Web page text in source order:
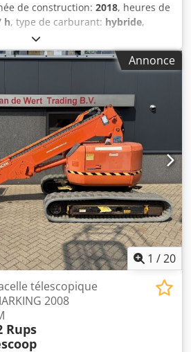
de construction: 2018, heures de
h, type de carburant: hybride,
Poids à vide: 4.365 kg Csdpfx Acowgc
bras coudé Capacité de levage: 230
cm Dimensions espace de
200 cm Marquage CE: oui
bon État optique: bon Autres
de livraison: EXW Max. portée
de production: IT Informations
contacter Vink Machinery pour
Lightlift 26.14 IIIS * 2018 *
heures de fonctionnement *
mètres * Portée horizontale de 14
* Télécommande *
* Stabilisateur * Poids propre de
Annonce
1 /20
télescopique
2008
Rups